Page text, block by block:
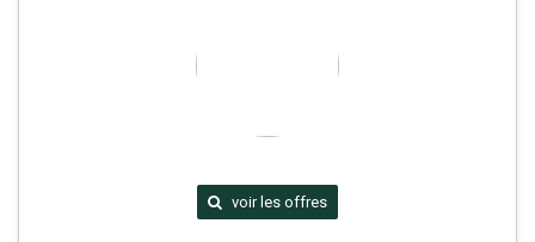
voir les offres